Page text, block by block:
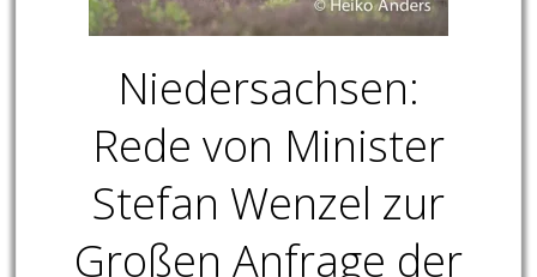
Niedersachsen:
Rede von Minister
Stefan Wenzel zur
Großen Anfrage der